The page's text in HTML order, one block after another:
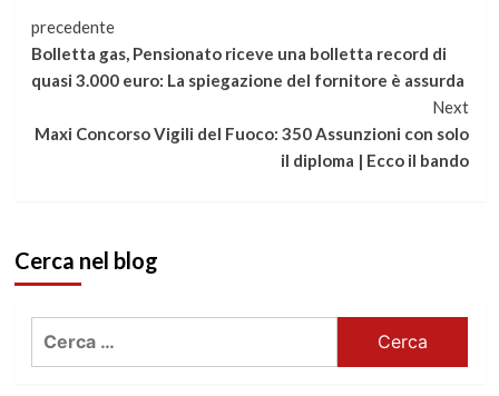
Continua
a
leggere
precedente
Bolletta gas, Pensionato riceve una bolletta record di
quasi 3.000 euro: La spiegazione del fornitore è assurda
Next
Maxi Concorso Vigili del Fuoco: 350 Assunzioni con solo
il diploma | Ecco il bando
Cerca nel blog